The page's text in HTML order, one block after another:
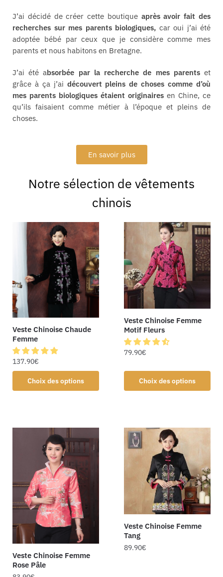
J’ai décidé de créer cette boutique après avoir fait des
recherches sur mes parents biologiques, car oui j’ai été
adoptée bébé par ceux que je considère comme mes
parents et nous habitons en Bretagne.
J’ai été absorbée par la recherche de mes parentset
grâce à ça j’ai découvert pleins de choses comme d’où
mes parents biologiques étaient originaires en Chine, ce
qu’ils faisaient comme métier à l’époque et pleins de
choses.
En savoir plus
Notre sélection de vêtements
chinois
Veste Chinoise Chaude
Femme
137.90€
Choix des options
Veste Chinoise Femme
Motif Fleurs
79.90€
Choix des options
Veste Chinoise Femme
Rose Pâle
Veste Chinoise Femme
Tang
89.90€